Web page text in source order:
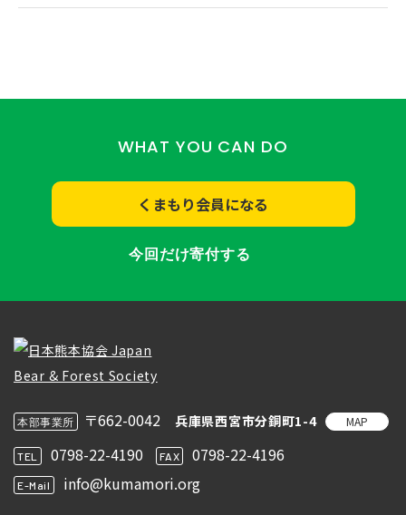
WHAT YOU CAN DO
くまもり会員になる
今回だけ寄付する
本部事業所 〒662-0042 兵庫県西宮市分銅町1-4 MAP
TEL 0798-22-4190 FAX 0798-22-4196
E-Mail info@kumamori.org